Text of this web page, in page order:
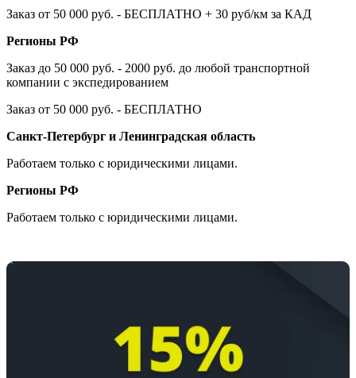
Заказ от 50 000 руб. - БЕСПЛАТНО + 30 руб/км за КАД
Регионы РФ
Заказ до 50 000 руб. - 2000 руб. до любой транспортной
компании с экспедированием
Заказ от 50 000 руб. - БЕСПЛАТНО
Санкт-Петербург и Ленинградская область
Работаем только с юридическими лицами.
Регионы РФ
Работаем только с юридическими лицами.